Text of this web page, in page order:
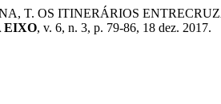
T. OS ITINERÁRIOS
EIXO, v. 6, n. 3, p. 79-86, 18 dez. 2017.